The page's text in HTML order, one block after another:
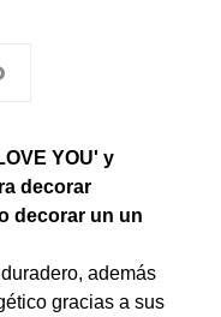
YOU' y
decorar
decorar un un
además
gracias a sus